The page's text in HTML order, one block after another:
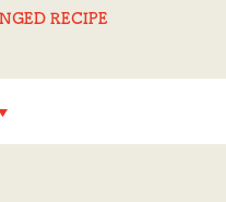
RECIPE